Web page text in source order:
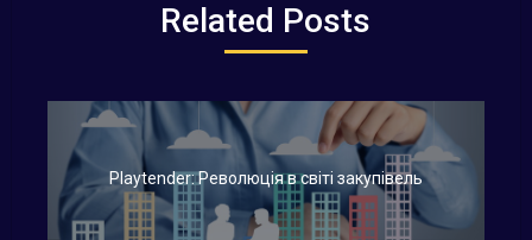
Related Posts
Playtender: Революція в світі закупівель